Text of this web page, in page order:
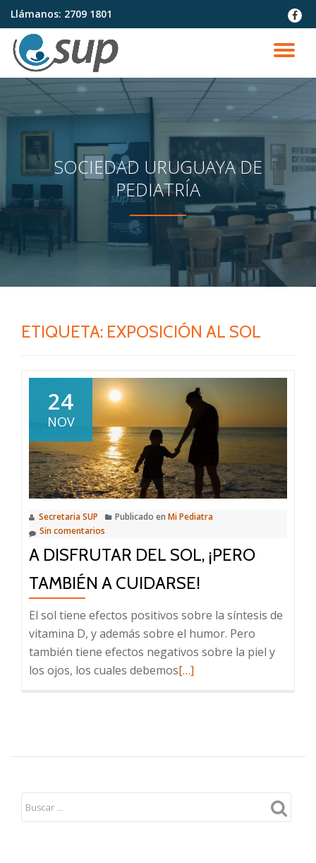
Saltar
contenido
Llámanos: 2709 1801
fa-
SOCIEDAD URUGUAYA DE
PEDIATRÍA
ETIQUETA: EXPOSICIÓN AL SOL
24
NOV
Secretaria SUP Publicado en Mi Pediatra
Sin comentarios
A DISFRUTAR DEL SOL, ¡PERO
TAMBIÉN A CUIDARSE!
El sol tiene efectos positivos sobre la síntesis de
vitamina D, y además sobre el humor. Pero
también tiene efectos negativos sobre la piel y
los ojos, los cuales debemosLeer
del
¡pero
[…]